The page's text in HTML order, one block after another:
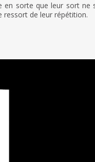
sorte que leur sort ne
ressort de leur répétition.